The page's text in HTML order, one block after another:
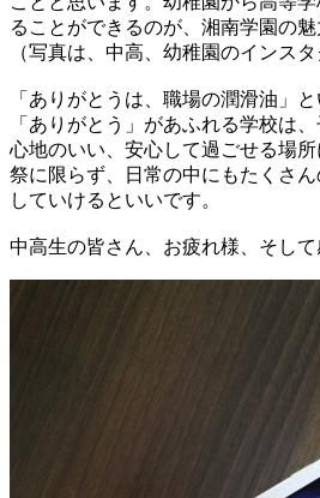
ることができるのが、湘南学園の魅
（写真は、中高、幼稚園のインス
「ありがとうは、職場の潤滑油」
「ありがとう」があふれる学校は
心地のいい、安心して過ごせる場
祭に限らず、日常の中にもたくさ
していけるといいです。
中高生の皆さん、お疲れ様、そして